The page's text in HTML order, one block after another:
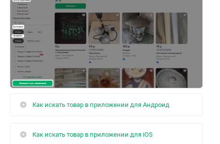
Как искать товар в приложении для Андроид
Как искать товар в приложении для iOS